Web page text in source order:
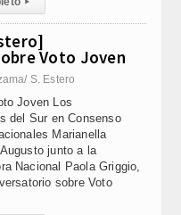
Voto Joven
S. Estero
Joven Los
del Sur en Consenso
Marianella
junto a la
Nacional Paola Griggio,
sobre Voto